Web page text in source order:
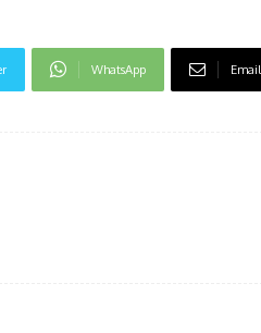
WhatsApp Email